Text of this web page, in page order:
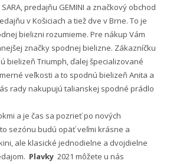
predajňu GEMINI a značkový obchod
v Košiciach a tiež dve v Brne. To je
bielizni rozumieme. Pre nákup Vám
značky spodnej bielizne. Zákazníčku
bielizeň Triumph, ďalej špecializované
veľkosti a to spodnú bielizeň Anita a
rady nakupujú talianskej spodné prádlo
a je čas sa pozrieť po nových
sezónu budú opäť veľmi krásne a
ale klasické jednodielne a dvojdielne
Plavky 2021 môžete u nás